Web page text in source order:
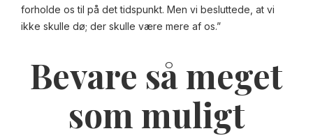
forholde os til på det tidspunkt. Men vi besluttede, at vi
ikke skulle dø; der skulle være mere af os.”
Bevare så meget
som muligt